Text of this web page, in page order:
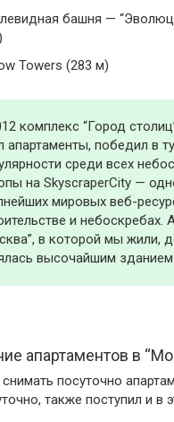
башня —
Towers (283 м)
комплекс “Город
апартаменты, победил в
среди всех
на SkyscraperCity —
мировых веб-
и небоскребах.
в которой мы жили,
высочайшим
апартаментов в
посуточно
также поступил и в